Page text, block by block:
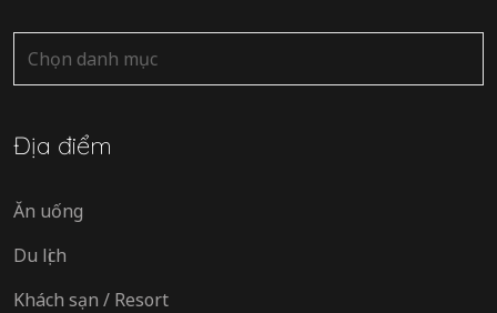
Danh
mục
Địa điểm
Ăn uống
Du lịch
Khách sạn / Resort